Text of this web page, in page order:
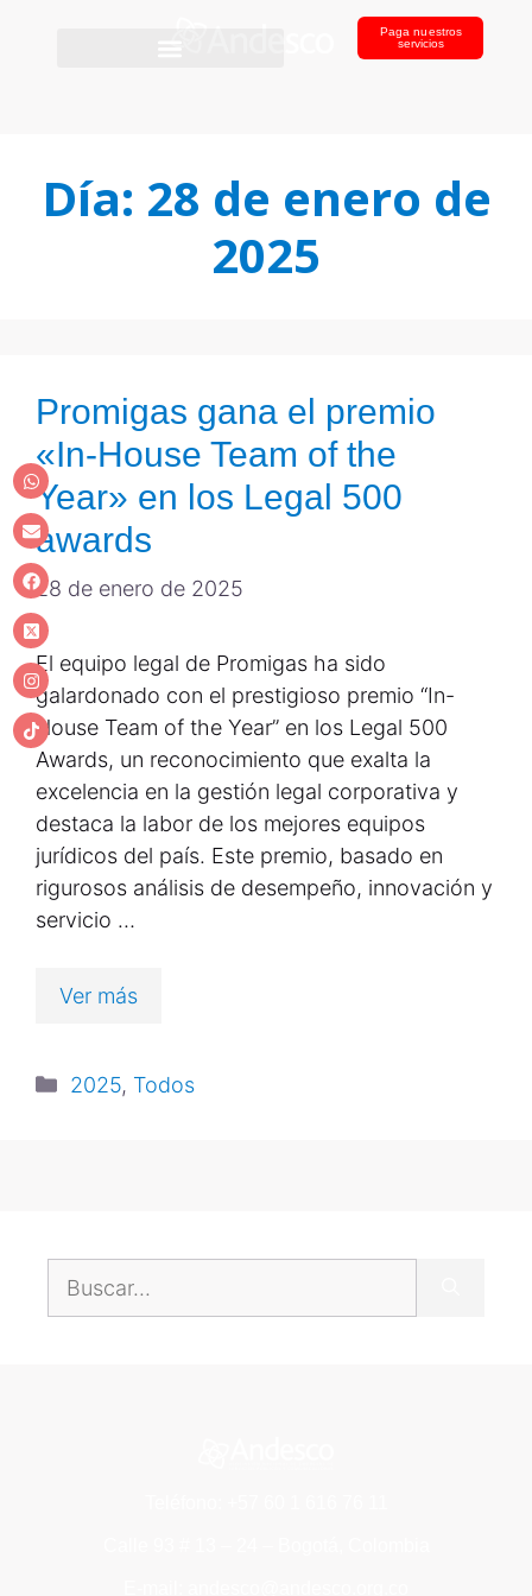
Paga nuestros
servicios
Día: 28 de enero de
2025
Promigas gana el premio
«In-House Team of the
Year» en los Legal 500
awards
28 de enero de 2025
El equipo legal de Promigas ha sido
galardonado con el prestigioso premio “In-
House Team of the Year” en los Legal 500
Awards, un reconocimiento que exalta la
excelencia en la gestión legal corporativa y
destaca la labor de los mejores equipos
jurídicos del país. Este premio, basado en
rigurosos análisis de desempeño, innovación y
servicio …
Ver más
2025, Todos